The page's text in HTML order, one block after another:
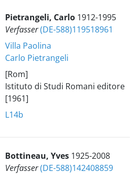
Pietrangeli, Carlo 1912-1995
Verfasser(DE-588)119518961
Villa Paolina
Carlo Pietrangeli
[Rom]
Istituto di Studi Romani editore
[1961]
L14b
Bottineau, Yves 1925-2008
Verfasser(DE-588)142408859